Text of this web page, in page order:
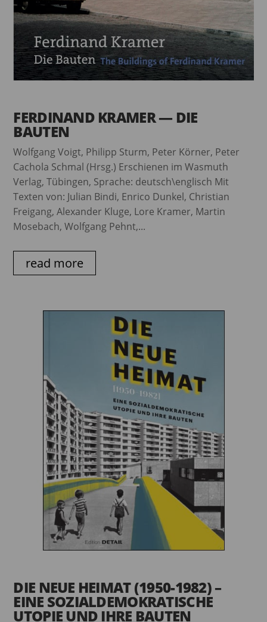
FERDINAND KRAMER — DIE
BAUTEN
Wolfgang Voigt, Philipp Sturm, Peter Körner, Peter
Cachola Schmal (Hrsg.) Erschienen im Wasmuth
Verlag, Tübingen, Sprache: deutsch\englisch Mit
Texten von: Julian Bindi, Enrico Dunkel, Christian
Freigang, Alexander Kluge, Lore Kramer, Martin
Mosebach, Wolfgang Pehnt,...
read more
DIE NEUE HEIMAT (1950-1982) –
EINE SOZIALDEMOKRATISCHE
UTOPIE UND IHRE BAUTEN